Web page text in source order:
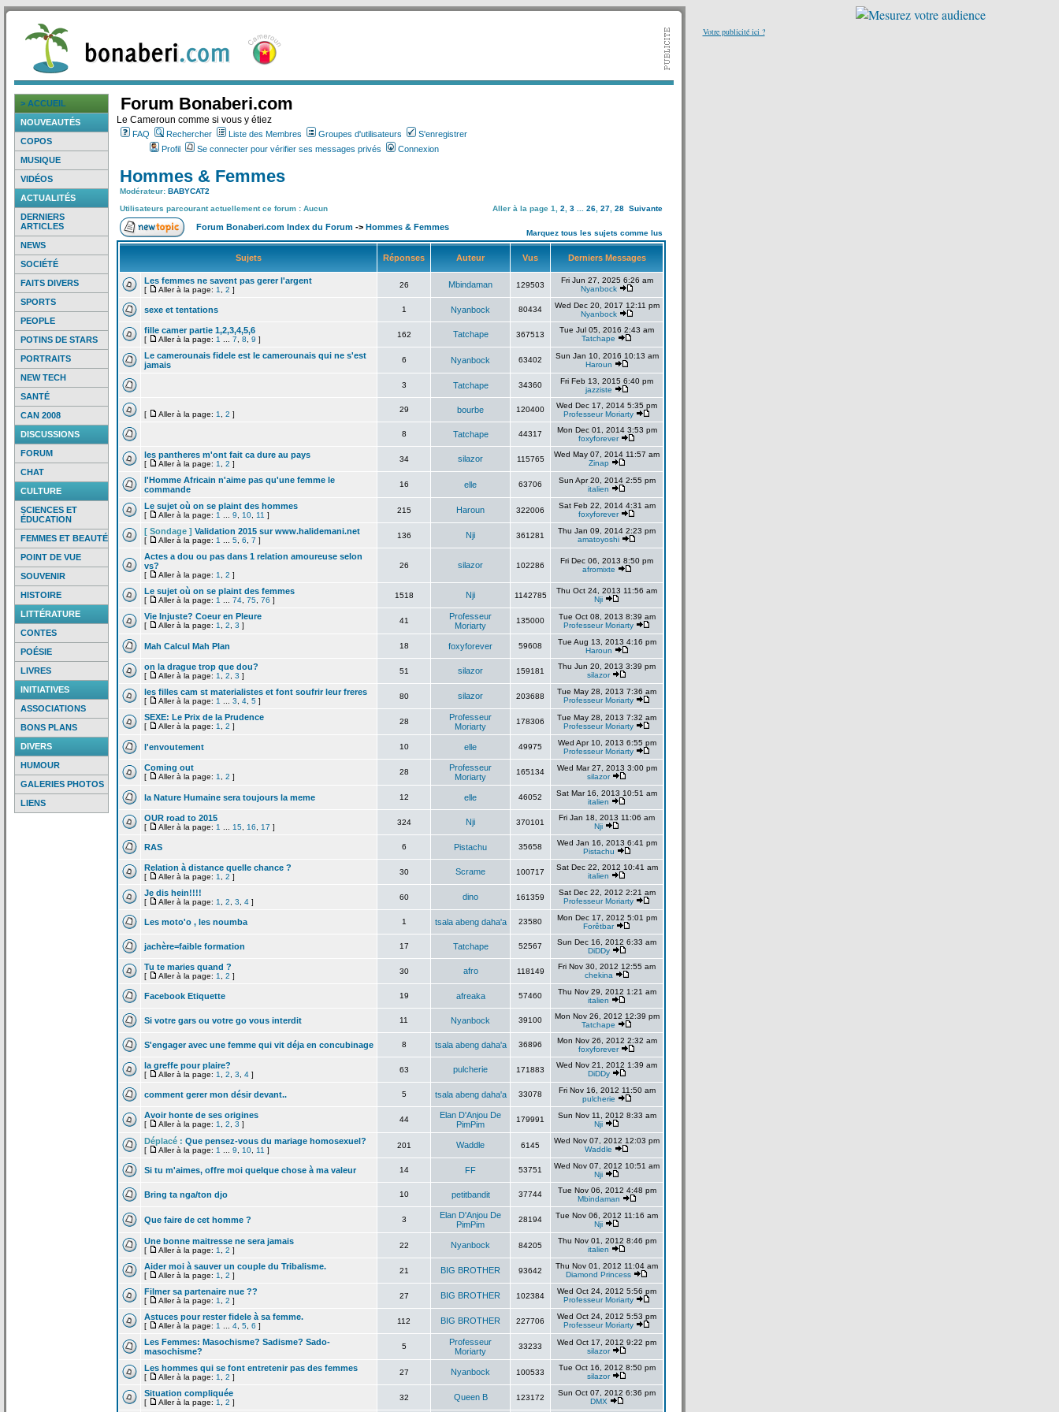
> ACCUEIL
NOUVEAUTÉS
COPOS
MUSIQUE
VIDÉOS
ACTUALITÉS
DERNIERS
ARTICLES
NEWS
SOCIÉTÉ
FAITS DIVERS
SPORTS
PEOPLE
POTINS DE STARS
PORTRAITS
NEW TECH
SANTÉ
CAN 2008
DISCUSSIONS
FORUM
CHAT
CULTURE
SCIENCES ET
ÉDUCATION
FEMMES ET BEAUTÉ
POINT DE VUE
SOUVENIR
HISTOIRE
LITTÉRATURE
CONTES
POÉSIE
LIVRES
INITIATIVES
ASSOCIATIONS
BONS PLANS
DIVERS
HUMOUR
GALERIES PHOTOS
LIENS
Forum Bonaberi.com
Le Cameroun comme si vous y étiez
FAQ Rechercher Liste des Membres Groupes d'utilisateurs
S'enregistrer
Profil
Se connecter pour vérifier ses messages privés Connexion
Hommes & Femmes
Modérateur: BABYCAT2
Utilisateurs parcourant actuellement ce forum : Aucun
Aller à la page 1 2 3 26 27 28 Suivante
Forum Bonaberi.com Index du Forum -> Hommes & Femmes
Marquez tous les sujets comme lus
Sujets Réponses Auteur Vus Derniers Messages
Les femmes ne savent pas gerer l'argent
[ Aller à la page: 1 2 ]
26 Mbindaman 129503
Fri Jun 27, 2025 6:26 am
Nyanbock
sexe et tentations 1 Nyanbock 80434
Wed Dec 20, 2017 12:11 pm
Nyanbock
fille camer partie 1,2,3,4,5,6
[ Aller à la page: 1 7 8 9 ]
162 Tatchape 367513
Tue Jul 05, 2016 2:43 am
Tatchape
Le camerounais fidele est le camerounais qui ne s'est
jamais
6 Nyanbock 63402
Sun Jan 10, 2016 10:13 am
Haroun
3 Tatchape 34360
Fri Feb 13, 2015 6:40 pm
jazziste
[ Aller à la page: 1 2 ]
29 bourbe 120400
Wed Dec 17, 2014 5:35 pm
Professeur Moriarty
8 Tatchape 44317
Mon Dec 01, 2014 3:53 pm
foxyforever
les pantheres m'ont fait ca dure au pays
[ Aller à la page: 1 2 ]
34 silazor 115765
Wed May 07, 2014 11:57 am
Zinap
l'Homme Africain n'aime pas qu'une femme le
commande
16 elle 63706
Sun Apr 20, 2014 2:55 pm
italien
Le sujet où on se plaint des hommes
[ Aller à la page: 1 9 10 11 ]
215 Haroun 322006
Sat Feb 22, 2014 4:31 am
foxyforever
[ Sondage ] Validation 2015 sur www.halidemani.net
[ Aller à la page: 1 5 6 7 ]
136 Nji 361281
Thu Jan 09, 2014 2:23 pm
amatoyoshi
Actes a dou ou pas dans 1 relation amoureuse selon
vs?
[ Aller à la page: 1 2 ]
26 silazor 102286
Fri Dec 06, 2013 8:50 pm
afromixte
Le sujet où on se plaint des femmes
[ Aller à la page: 1 74 75 76 ]
1518 Nji 1142785
Thu Oct 24, 2013 11:56 am
Nji
Vie Injuste? Coeur en Pleure
[ Aller à la page: 1 2 3 ]
41
Professeur
Moriarty
135000
Tue Oct 08, 2013 8:39 am
Professeur Moriarty
Mah Calcul Mah Plan 18 foxyforever 59608
Tue Aug 13, 2013 4:16 pm
Haroun
on la drague trop que dou?
[ Aller à la page: 1 2 3 ]
51 silazor 159181
Thu Jun 20, 2013 3:39 pm
silazor
les filles cam st materialistes et font soufrir leur freres
[ Aller à la page: 1 3 4 5 ]
80 silazor 203688
Tue May 28, 2013 7:36 am
Professeur Moriarty
SEXE: Le Prix de la Prudence
[ Aller à la page: 1 2 ]
28
Professeur
Moriarty
178306
Tue May 28, 2013 7:32 am
Professeur Moriarty
l'envoutement 10 elle 49975
Wed Apr 10, 2013 6:55 pm
Professeur Moriarty
Coming out
[ Aller à la page: 1 2 ]
28
Professeur
Moriarty
165134
Wed Mar 27, 2013 3:00 pm
silazor
la Nature Humaine sera toujours la meme 12 elle 46052
Sat Mar 16, 2013 10:51 am
italien
OUR road to 2015
[ Aller à la page: 1 15 16 17 ]
324 Nji 370101
Fri Jan 18, 2013 11:06 am
Nji
RAS 6 Pistachu 35658
Wed Jan 16, 2013 6:41 pm
Pistachu
Relation à distance quelle chance ?
[ Aller à la page: 1 2 ]
30 Scrame 100717
Sat Dec 22, 2012 10:41 am
italien
Je dis hein!!!!
[ Aller à la page: 1 2 3 4 ]
60 dino 161359
Sat Dec 22, 2012 2:21 am
Professeur Moriarty
Les moto'o , les noumba 1 tsala abeng daha'a 23580
Mon Dec 17, 2012 5:01 pm
Forêtbar
jachère=faible formation 17 Tatchape 52567
Sun Dec 16, 2012 6:33 am
DiDDy
Tu te maries quand ?
[ Aller à la page: 1 2 ]
30 afro 118149
Fri Nov 30, 2012 12:55 am
chekina
Facebook Etiquette 19 afreaka 57460
Thu Nov 29, 2012 1:21 am
italien
Si votre gars ou votre go vous interdit 11 Nyanbock 39100
Mon Nov 26, 2012 12:39 pm
Tatchape
S'engager avec une femme qui vit déja en concubinage 8 tsala abeng daha'a 36896
Mon Nov 26, 2012 2:32 am
foxyforever
la greffe pour plaire?
[ Aller à la page: 1 2 3 4 ]
63 pulcherie 171883
Wed Nov 21, 2012 1:39 am
DiDDy
comment gerer mon désir devant.. 5 tsala abeng daha'a 33078
Fri Nov 16, 2012 11:50 am
pulcherie
Avoir honte de ses origines
[ Aller à la page: 1 2 3 ]
44
Elan D'Anjou De
PimPim
179991
Sun Nov 11, 2012 8:33 am
Nji
Déplacé : Que pensez-vous du mariage homosexuel?
[ Aller à la page: 1 9 10 11 ]
201 Waddle 6145
Wed Nov 07, 2012 12:03 pm
Waddle
Si tu m'aimes, offre moi quelque chose à ma valeur 14 FF 53751
Wed Nov 07, 2012 10:51 am
Nji
Bring ta nga/ton djo 10 petitbandit 37744
Tue Nov 06, 2012 4:48 pm
Mbindaman
Que faire de cet homme ? 3
Elan D'Anjou De
PimPim
28194
Tue Nov 06, 2012 11:16 am
Nji
Une bonne maitresse ne sera jamais
[ Aller à la page: 1 2 ]
22 Nyanbock 84205
Thu Nov 01, 2012 8:46 pm
italien
Aider moi à sauver un couple du Tribalisme.
[ Aller à la page: 1 2 ]
21 BIG BROTHER 93642
Thu Nov 01, 2012 11:04 am
Diamond Princess
Filmer sa partenaire nue ??
[ Aller à la page: 1 2 ]
27 BIG BROTHER 102384
Wed Oct 24, 2012 5:56 pm
Professeur Moriarty
Astuces pour rester fidele à sa femme.
[ Aller à la page: 1 4 5 6 ]
112 BIG BROTHER 227706
Wed Oct 24, 2012 5:53 pm
Professeur Moriarty
Les Femmes: Masochisme? Sadisme? Sado-
masochisme?
5
Professeur
Moriarty
33233
Wed Oct 17, 2012 9:22 pm
silazor
Les hommes qui se font entretenir pas des femmes
[ Aller à la page: 1 2 ]
27 Nyanbock 100533
Tue Oct 16, 2012 8:50 pm
silazor
Situation compliquée
[ Aller à la page: 1 2 ]
32 Queen B 123172
Sun Oct 07, 2012 6:36 pm
DMX
Votre publicité ici ?